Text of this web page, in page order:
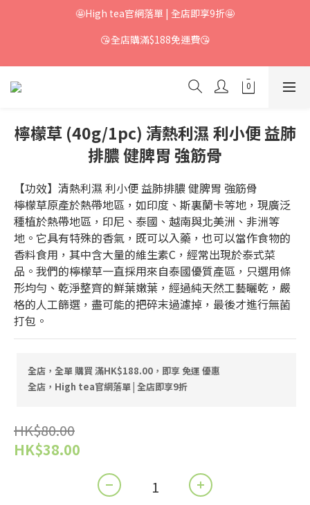
🤩High tea官網落單 | 全店即享9折🤩
😘全店購滿$188免運費😘
檸檬草 (40g/1pc) 清熱利濕 利小便 益肺
排膿 健脾胃 強筋骨
【功效】清熱利濕 利小便 益肺排膿 健脾胃 強筋骨
檸檬草原產於熱帶地區，如印度、斯裏蘭卡等地，現廣泛
種植於熱帶地區，印尼、泰國、越南與北美洲、非洲等
地。它具有特殊的香氣，既可以入藥，也可以當作食物的
香料食用，其中含大量的維生素C，經常出現於泰式菜
品。我們的檸檬草一直採用來自泰國優質產區，只選用條
形均勻、乾淨整齊的鮮葉嫩葉，經過純天然工藝曬乾，嚴
格的人工篩選，盡可能的把碎末過濾掉，最後才進行無菌
打包。
全店，全單 購買 滿HK$188.00，即享 免運 優惠
全店，High tea官網落單 | 全店即享9折
HK$80.00
HK$38.00